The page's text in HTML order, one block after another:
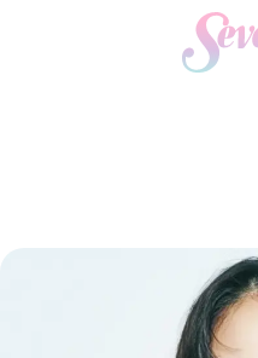
ファッションニュース
ビューティニュース